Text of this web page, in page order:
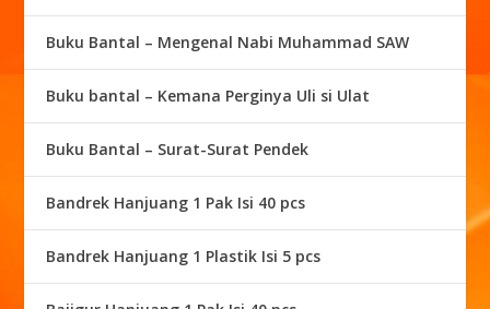
Buku Bantal – Mengenal Nabi Muhammad SAW
Buku bantal – Kemana Perginya Uli si Ulat
Buku Bantal – Surat-Surat Pendek
Bandrek Hanjuang 1 Pak Isi 40 pcs
Bandrek Hanjuang 1 Plastik Isi 5 pcs